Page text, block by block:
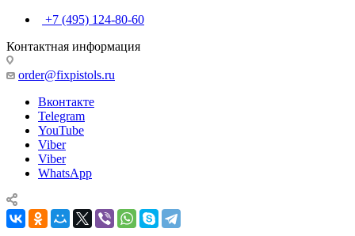
+7 (495) 124-80-60
Контактная информация
order@fixpistols.ru
Вконтакте
Telegram
YouTube
Viber
Viber
WhatsApp